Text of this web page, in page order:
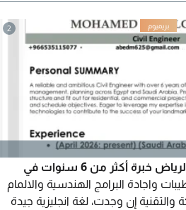
2
مهندس مدني متواجد في الرياض خبرة أكثر من 6 سنوات في
واجادة البرامج الهندسية والالمام
والتقنية إن وجدت، لغة انجليزية جيدة